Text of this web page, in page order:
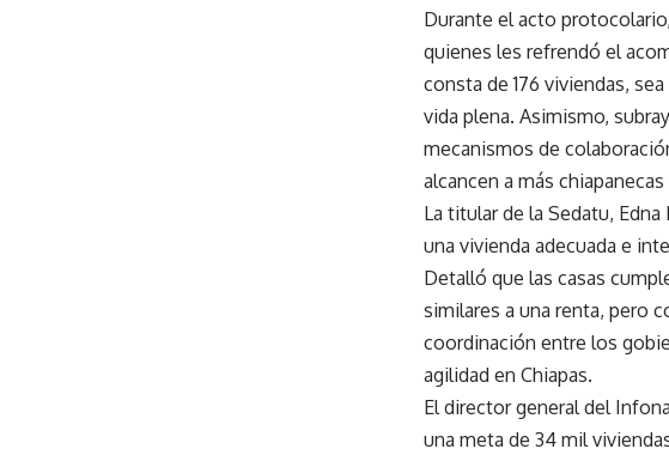
Durante el acto
quienes les refrendó el
consta de 176 viviendas,
vida plena. Asimismo,
mecanismos de
alcancen a más
La titular de la Sedatu,
una vivienda adecuada e
Detalló que las casas
similares a una renta, pero
coordinación entre los
agilidad en Chiapas.
El director general del
una meta de 34 mil